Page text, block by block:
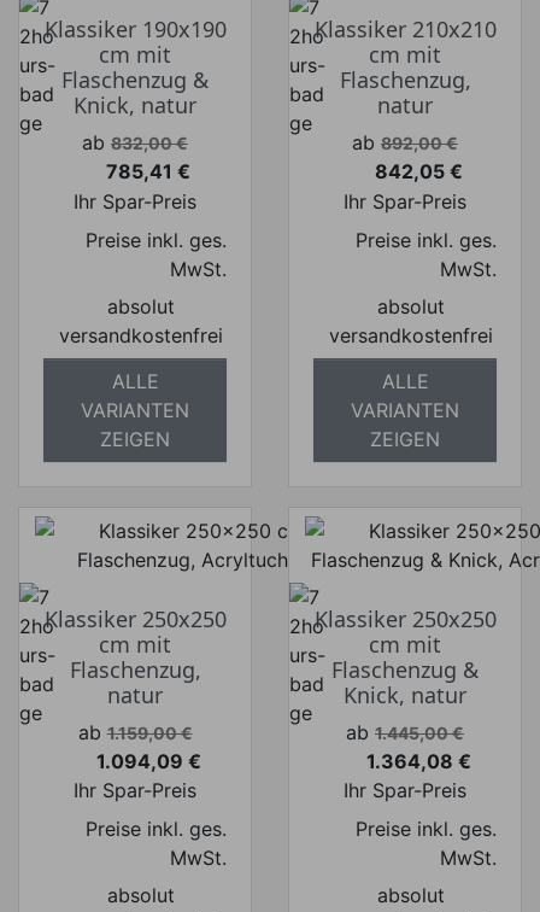
Klassiker 190x190
cm mit
Flaschenzug &
Knick, natur
Verkaufspreis
ab 832,00 €
Preis
785,41 €
Ihr Spar-Preis
Preise inkl. ges.
MwSt.
absolut
versandkostenfrei
ALLE
VARIANTEN
ZEIGEN
Klassiker 210x210
cm mit
Flaschenzug,
natur
Verkaufspreis
ab 892,00 €
Preis
842,05 €
Ihr Spar-Preis
Preise inkl. ges.
MwSt.
absolut
versandkostenfrei
ALLE
VARIANTEN
ZEIGEN
Klassiker 250x250
cm mit
Flaschenzug,
natur
Verkaufspreis
ab 1.159,00 €
Preis
1.094,09 €
Ihr Spar-Preis
Preise inkl. ges.
MwSt.
absolut
Klassiker 250x250
cm mit
Flaschenzug &
Knick, natur
Verkaufspreis
ab 1.445,00 €
Preis
1.364,08 €
Ihr Spar-Preis
Preise inkl. ges.
MwSt.
absolut